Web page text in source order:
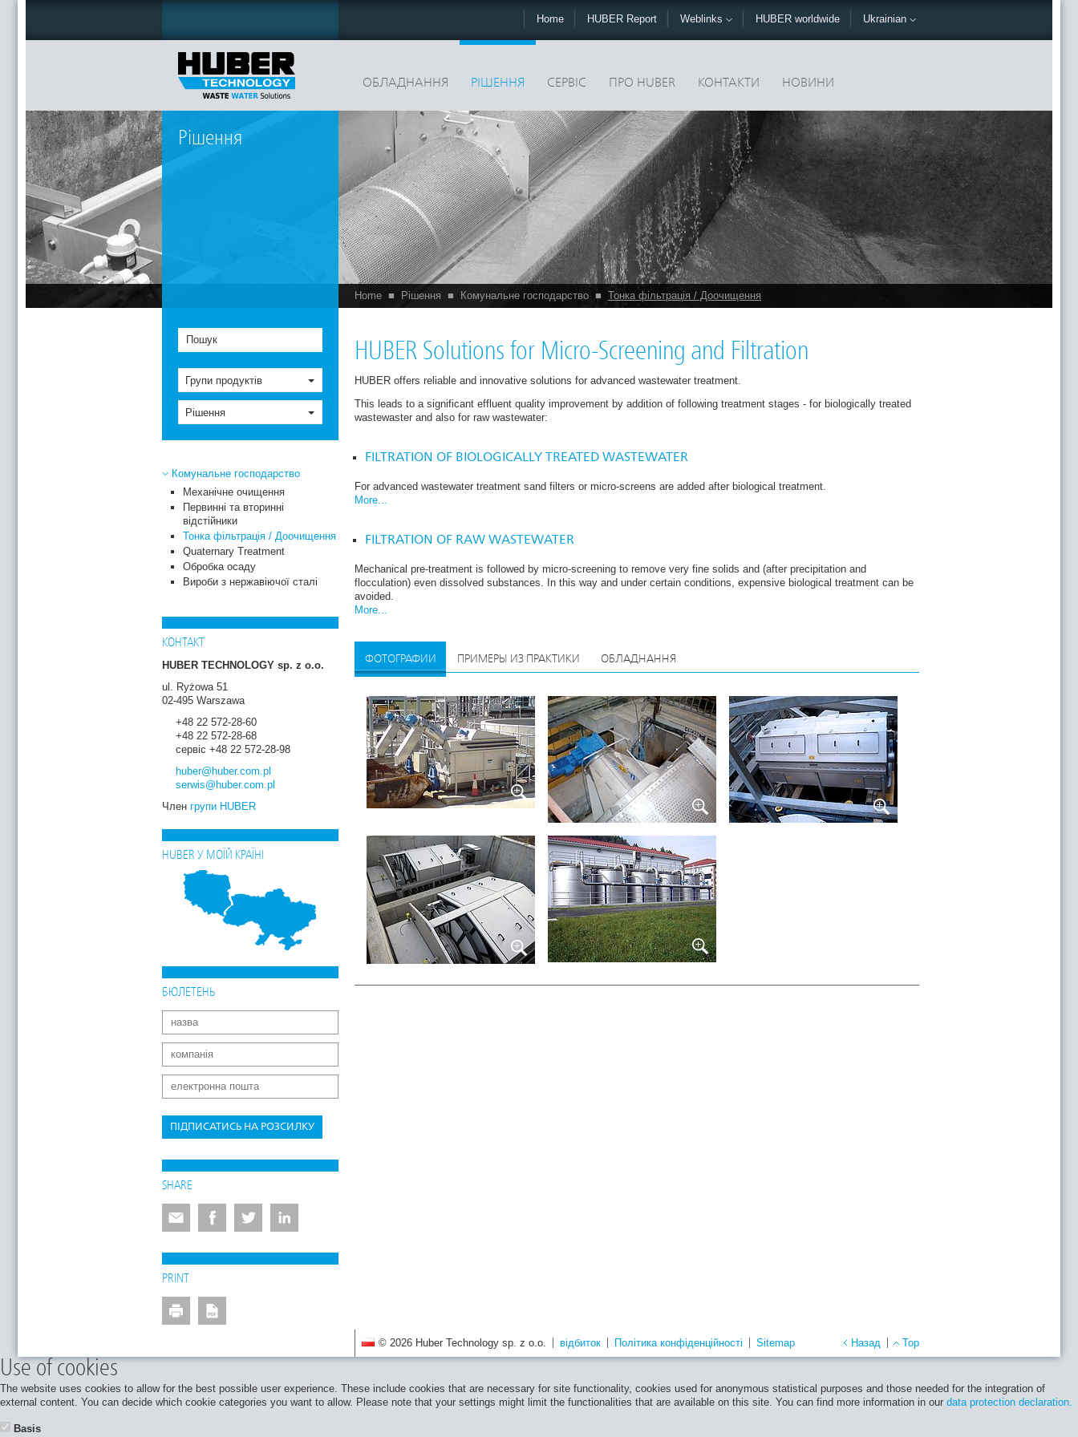
Home HUBER Report Weblinks HUBER worldwide Ukrainian
ОБЛАДНАННЯ РІШЕННЯ CЕРВІС ПРО HUBER КОНТАКТИ НОВИНИ
Рішення
Home ■ Рішення ■ Комунальне господарство ■ Тонка фільтрація / Доочищення
Групи продуктів
Рішення
Комунальне господарство
Механічне очищення
Первинні та вторинні
відстійники
Тонка фільтрація / Доочищення
Quaternary Treatment
Обробка осаду
Вироби з нержавіючої сталі
КОНТАКТ
HUBER TECHNOLOGY sp. z o.o.
ul. Ryżowa 51
02-495 Warszawa
+48 22 572-28-60
+48 22 572-28-68
сервіс +48 22 572-28-98
huber@huber.com .pl
serwis@huber.com .pl
Член групи HUBER
HUBER У МОЇЙ КРАЇНІ
БЮЛЕТЕНЬ
ПІДПИСАТИСЬ НА РОЗСИЛКУ
SHARE
PRINT
HUBER Solutions for Micro-Screening and Filtration
HUBER offers reliable and innovative solutions for advanced wastewater treatment.
This leads to a significant effluent quality improvement by addition of following treatment stages - for biologically treated
wastewaster and also for raw wastewater:
FILTRATION OF BIOLOGICALLY TREATED WASTEWATER
For advanced wastewater treatment sand filters or micro-screens are added after biological treatment.
More...
FILTRATION OF RAW WASTEWATER
Mechanical pre-treatment is followed by micro-screening to remove very fine solids and (after precipitation and
flocculation) even dissolved substances. In this way and under certain conditions, expensive biological treatment can be
avoided.
More...
ФОТОГРАФИИ ПРИМЕРЫ ИЗ ПРАКТИКИ ОБЛАДНАННЯ
© 2026 Huber Technology sp. z o.o. відбиток Політика конфіденційності Sitemap Назад Top
Use of cookies
The website uses cookies to allow for the best possible user experience. These include cookies that are necessary for site functionality, cookies used for anonymous statistical purposes and those needed for the integration of
external content. You can decide which cookie categories you want to allow. Please note that your settings might limit the functionalities that are available on this site. You can find more information in our data protection declaration.
Basis